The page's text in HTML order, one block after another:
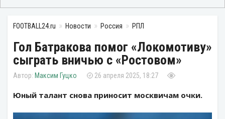
FOOTBALL24.ru Новости Россия РПЛ
Гол Батракова помог «Локомотиву»
сыграть вничью с «Ростовом»
Максим Гуцко 26 апреля 2025, 18:27
Юный талант снова приносит москвичам очки.